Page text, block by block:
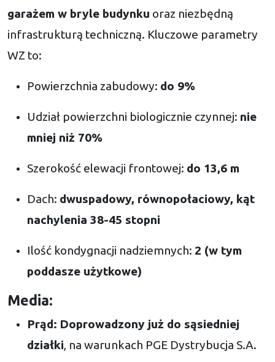
garażem w bryle budynku oraz niezbędną
infrastrukturą techniczną. Kluczowe parametry
WZ to:
Powierzchnia zabudowy: do 9%
Udział powierzchni biologicznie czynnej: nie
mniej niż 70%
Szerokość elewacji frontowej: do 13,6 m
Dach: dwuspadowy, równopołaciowy, kąt
nachylenia 38-45 stopni
Ilość kondygnacji nadziemnych: 2 (w tym
poddasze użytkowe)
Media:
Prąd: Doprowadzony już do sąsiedniej
działki, na warunkach PGE Dystrybucja S.A.